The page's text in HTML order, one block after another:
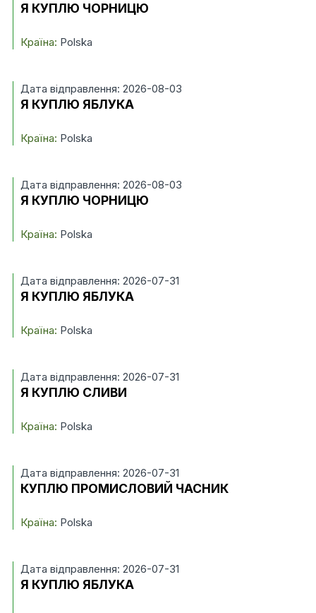
Я КУПЛЮ ЧОРНИЦЮ
Країна: Polska
Дата відправлення: 2026-08-03
Я КУПЛЮ ЯБЛУКА
Країна: Polska
Дата відправлення: 2026-08-03
Я КУПЛЮ ЧОРНИЦЮ
Країна: Polska
Дата відправлення: 2026-07-31
Я КУПЛЮ ЯБЛУКА
Країна: Polska
Дата відправлення: 2026-07-31
Я КУПЛЮ СЛИВИ
Країна: Polska
Дата відправлення: 2026-07-31
КУПЛЮ ПРОМИСЛОВИЙ ЧАСНИК
Країна: Polska
Дата відправлення: 2026-07-31
Я КУПЛЮ ЯБЛУКА